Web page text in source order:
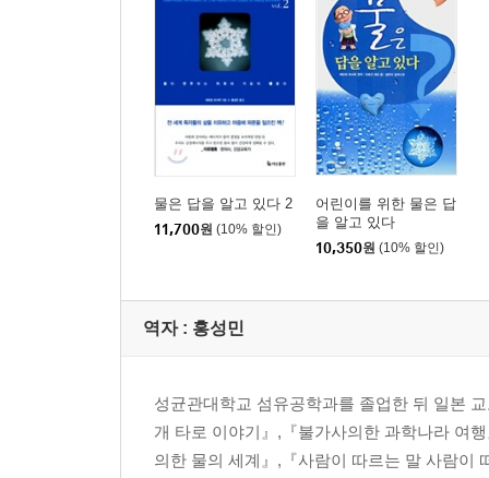
물은 답을 알고 있다 2
11,700원 (10% 할인)
어린이를 위한 물은 답
을 알고 있다
10,350원 (10% 할인)
역자 : 홍성민
성균관대학교 섬유공학과를 졸업한 뒤 일본
개 타로 이야기』,『불가사의한 과학나라 여
의한 물의 세계』,『사람이 따르는 말 사람이